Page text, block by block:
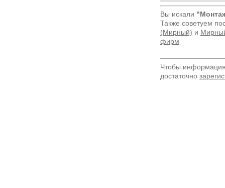
Вы искали
Также советуем
(Мирный) и
фирм
Чтобы
достаточно